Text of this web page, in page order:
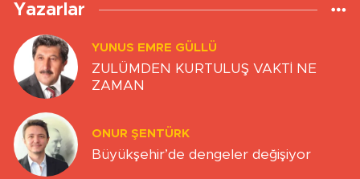
Yazarlar
YUNUS EMRE GÜLLÜ
ZULÜMDEN KURTULUŞ VAKTİ NE
ZAMAN
ONUR ŞENTÜRK
Büyükşehir’de dengeler değişiyor